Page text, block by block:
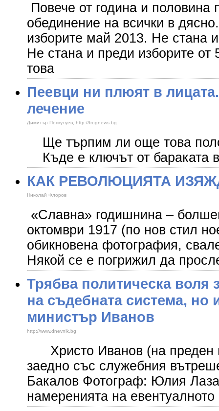
Повече от година и половина
обединение на всички в
изборите май 2013. Не стана
Не стана и преди изборите от
това
Пеевци ни плюят в
лечение
Димитър Попкутуев, http://frognews.bg
Ще търпим ли още
Къде е ключът от бараката
КАК РЕВОЛЮЦИЯТА
Николай Флоров
«Славна» годишнина –
октомври 1917 (по нов стил
обикновена фотография,
Някой се е погрижил да
Трябва политическа воля
на съдебната система, но
министър Иванов
http://www.dnevnik.bg
Христо Иванов (на преден
заедно със служебния
Бакалов Фотограф: Юлия
намеренията на евентуалното